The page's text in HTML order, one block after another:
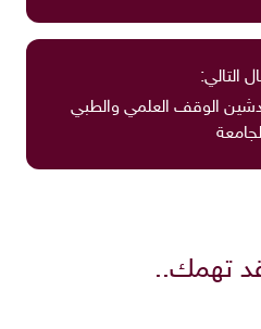
التالي:
الوقف العلمي والطبي
تهمك..